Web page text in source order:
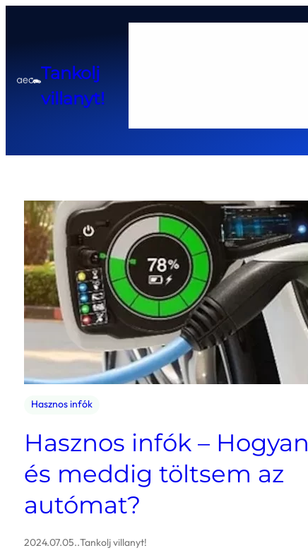
Tankolj
villanyt!
Hasznos infók
Hasznos infók – Hogyan
és meddig töltsem az
autómat?
2024.07.05..Tankolj villanyt!